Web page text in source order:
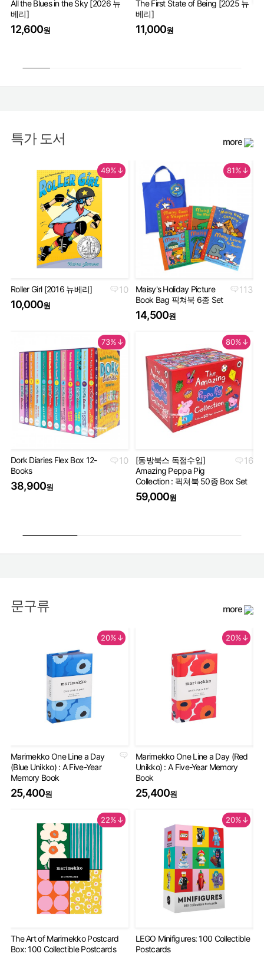
All the Blues in the Sky [2026 뉴
베리]
12,600원
The First State of Being [2025 뉴
베리]
11,000원
특가 도서 more
49%↓
10
Roller Girl [2016 뉴베리]
10,000원
81%↓
113
Maisy's Holiday Picture
Book Bag 픽쳐북 6종 Set
14,500원
73%↓
10
Dork Diaries Flex Box 12-
Books
38,900원
80%↓
16
[동방북스 독점수입]
Amazing Peppa Pig
Collection : 픽쳐북 50종 Box Set
59,000원
문구류 more
20%↓
Marimekko One Line a Day
(Blue Unikko) : A Five-Year
Memory Book
25,400원
20%↓
Marimekko One Line a Day (Red
Unikko) : A Five-Year Memory
Book
25,400원
22%↓
The Art of Marimekko Postcard
Box: 100 Collectible Postcards
20%↓
LEGO Minifigures: 100 Collectible
Postcards